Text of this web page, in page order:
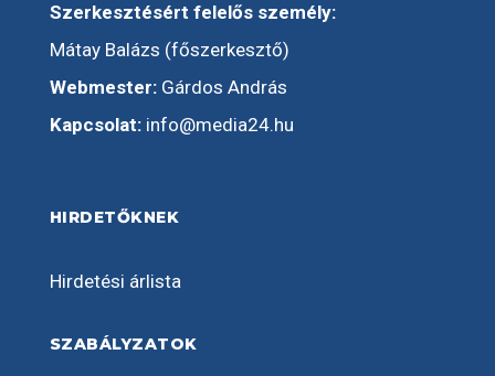
Szerkesztésért felelős személy:
Mátay Balázs (főszerkesztő)
Webmester:Gárdos András
Kapcsolat: info@media24.hu
HIRDETŐKNEK
Hirdetési árlista
SZABÁLYZATOK